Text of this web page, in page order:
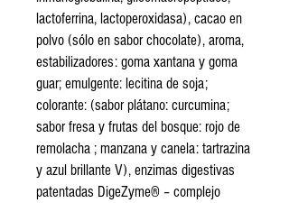
lactoferrina, lactoperoxidasa), cacao en
polvo (sólo en sabor chocolate), aroma,
estabilizadores: goma xantana y goma
guar; emulgente: lecitina de soja;
colorante: (sabor plátano: curcumina;
sabor fresa y frutas del bosque: rojo de
remolacha ; manzana y canela: tartrazina
y azul brillante V), enzimas digestivas
patentadas DigeZyme® – complejo